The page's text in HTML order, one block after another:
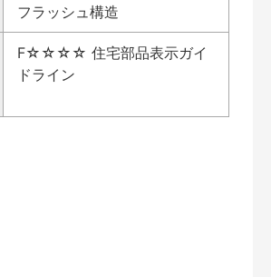
フラッシュ構造
F☆☆☆☆ 住宅部品表示ガイ
ドライン